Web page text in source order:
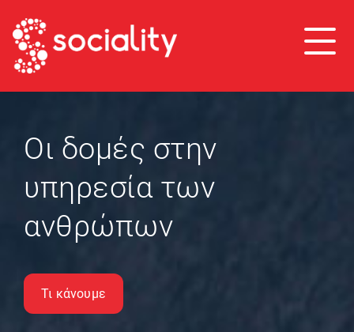
Οι δομές στην
υπηρεσία των
ανθρώπων
Τι κάνουμε